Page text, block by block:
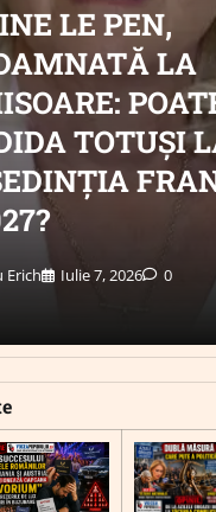
LE PEN,
LA
TOTUȘI
Erich Iulie 7, 2026 0